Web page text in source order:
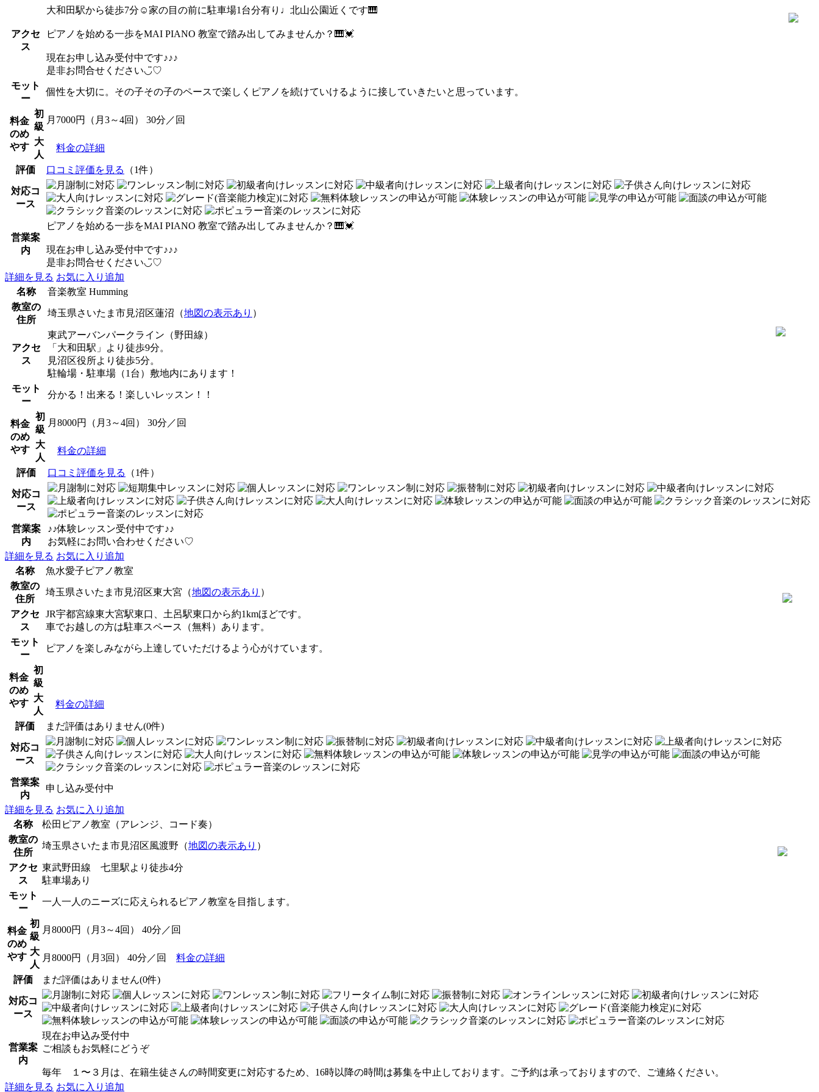
アクセ
ス
大和田駅から徒歩7分☺︎家の目の前に駐車場1台分有り♩北山公園近くです🎹
ピアノを始める一歩をMAI PIANO 教室で踏み出してみませんか？🎹💓
現在お申し込み受付中です♪♪♪
是非お問合せください◡̈♡
モット
ー
個性を大切に。その子その子のペースで楽しくピアノを続けていけるように接していきたいと思っています。
料金
のめ
やす
初
級
月7000円（月3～4回） 30分／回
大
人
料金の詳細
評価 口コミ評価を見る （1件）
対応コ
ース
営業案
内
ピアノを始める一歩をMAI PIANO 教室で踏み出してみませんか？🎹💓
現在お申し込み受付中です♪♪♪
是非お問合せください◡̈♡
詳細を見る お気に入り追加
名称
音楽教室 Humming
教室の
住所
埼玉県さいたま市見沼区蓮沼（地図の表示あり ）
アクセ
ス
東武アーバンパークライン（野田線）
「大和田駅」より徒歩9分。
見沼区役所より徒歩5分。
駐輪場・駐車場（1台）敷地内にあります！
モット
ー
分かる！出来る！楽しいレッスン！！
料金
のめ
やす
初
級
月8000円（月3～4回） 30分／回
大
人
料金の詳細
評価 口コミ評価を見る （1件）
対応コ
ース
営業案
内
♪♪体験レッスン受付中です♪♪
お気軽にお問い合わせください♡
詳細を見る お気に入り追加
名称
魚水愛子ピアノ教室
教室の
住所
埼玉県さいたま市見沼区東大宮（地図の表示あり ）
アクセ
ス
JR宇都宮線東大宮駅東口、土呂駅東口から約1kmほどです。
車でお越しの方は駐車スペース（無料）あります。
モット
ー
ピアノを楽しみながら上達していただけるよう心がけています。
料金
のめ
やす
初
級
大
人
料金の詳細
評価 まだ評価はありません(0件)
対応コ
ース
営業案
内
申し込み受付中
詳細を見る お気に入り追加
名称
松田ピアノ教室（アレンジ、コード奏）
教室の
住所
埼玉県さいたま市見沼区風渡野（地図の表示あり ）
アクセ
ス
東武野田線 七里駅より徒歩4分
駐車場あり
モット
ー
一人一人のニーズに応えられるピアノ教室を目指します。
料金
のめ
やす
初
級
月8000円（月3～4回） 40分／回
大
人
月8000円（月3回） 40分／回 料金の詳細
評価 まだ評価はありません(0件)
対応コ
ース
営業案
内
現在お申込み受付中
ご相談もお気軽にどうぞ
毎年 １〜３月は、在籍生徒さんの時間変更に対応するため、16時以降の時間は募集を中止しております。ご予約は承っておりますので、ご連絡ください。
詳細を見る お気に入り追加